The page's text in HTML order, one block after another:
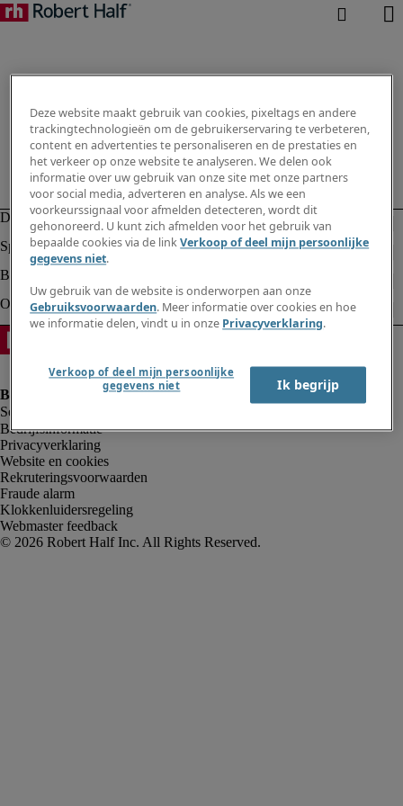
Bedrijfsinformatie
Privacyverklaring
Website en cookies
Rekruteringsvoorwaarden
Fraude alarm
Klokkenluidersregeling
Webmaster feedback
Deze website maakt gebruik van cookies, pixeltags en andere
trackingtechnologieën om de gebruikerservaring te verbeteren,
content en advertenties te personaliseren en de prestaties en
het verkeer op onze website te analyseren. We delen ook
informatie over uw gebruik van onze site met onze partners
voor social media, adverteren en analyse. Als we een
voorkeurssignaal voor afmelden detecteren, wordt dit
gehonoreerd. U kunt zich afmelden voor het gebruik van
bepaalde cookies via de linkVerkoop of deel mijn persoonlijke
gegevens niet.
Uw gebruik van de website is onderworpen aan onze
Gebruiksvoorwaarden. Meer informatie over cookies en hoe
we informatie delen, vindt u in onze Privacyverklaring.
Verkoop of deel mijn persoonlijke
gegevens niet
Ik begrijp